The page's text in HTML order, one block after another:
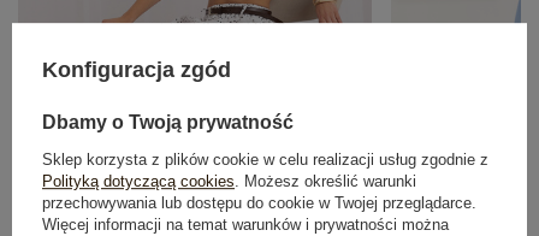
Konfiguracja zgód
Dbamy o Twoją prywatność
Sklep korzysta z plików cookie w celu realizacji usług zgodnie z
Polityką dotyczącą cookies. Możesz określić warunki
przechowywania lub dostępu do cookie w Twojej przeglądarce.
Więcej informacji na temat warunków i prywatności można